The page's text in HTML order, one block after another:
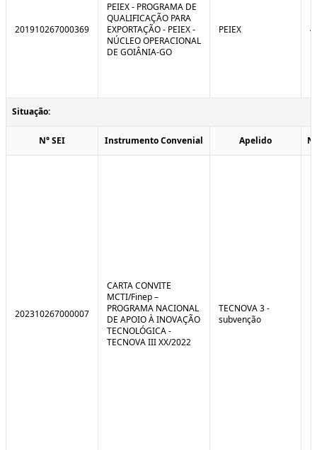
201910267000369
PEIEX - PROGRAMA DE
QUALIFICAÇÃO PARA
EXPORTAÇÃO - PEIEX -
NÚCLEO OPERACIONAL
DE GOIÂNIA-GO
PEIEX
Situação:
N° SEI Instrumento Convenial Apelido
202310267000007
CARTA CONVITE
MCTI/Finep –
PROGRAMA NACIONAL
DE APOIO À INOVAÇÃO
TECNOLÓGICA -
TECNOVA III XX/2022
TECNOVA 3 -
subvenção